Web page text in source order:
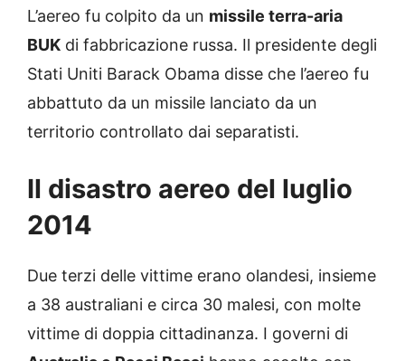
L’aereo fu colpito da un missile terra-aria
BUK di fabbricazione russa. Il presidente degli
Stati Uniti Barack Obama disse che l’aereo fu
abbattuto da un missile lanciato da un
territorio controllato dai separatisti.
Il disastro aereo del luglio
2014
Due terzi delle vittime erano olandesi, insieme
a 38 australiani e circa 30 malesi, con molte
vittime di doppia cittadinanza. I governi di